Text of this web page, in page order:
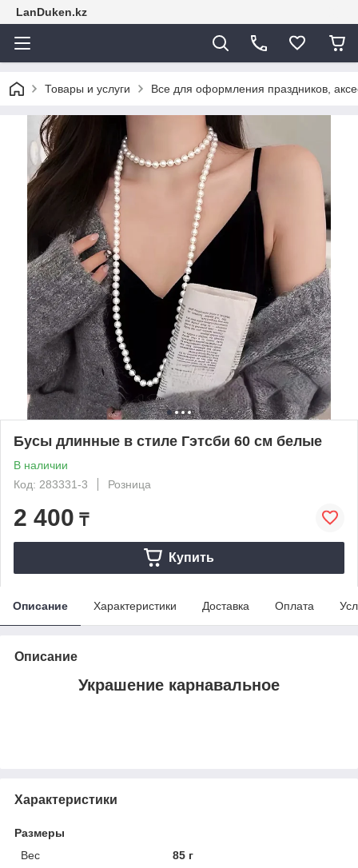
LanDuken.kz
Товары и услуги Все для оформления праздников,
Бусы длинные в стиле Гэтсби 60 см белые
В наличии
Код: 283331-3
Розница
2 400 ₸
Купить
Описание Характеристики Доставка Оплата
Описание
Украшение карнавальное
Характеристики
Размеры
Вес
85 г